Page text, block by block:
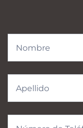
Contact
Form-